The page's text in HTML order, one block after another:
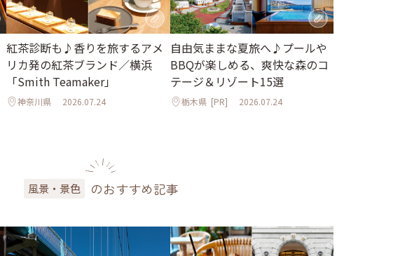
紅茶診断も♪香りを旅するアメ
リカ発の紅茶ブランド／横浜
「Smith Teamaker」
神奈川県 2026.07.24
自由気ままな夏旅へ♪プールや
BBQが楽しめる、爽快な森のコ
テージ＆リゾート15選
栃木県[PR] 2026.07.24
風景・景色 のおすすめ記事